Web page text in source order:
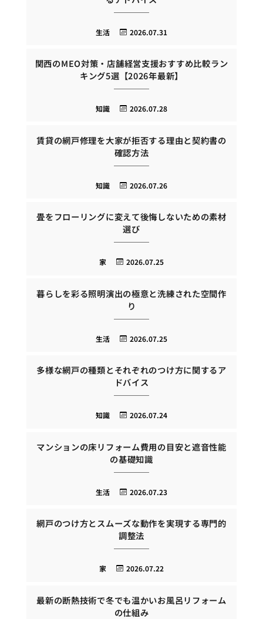
2026.07.31
生活
関西のMEO対策・店舗経営支援おすすめ比較ラン
キング5選【2026年最新】
2026.07.28
知識
賃貸の網戸修理を大家が拒否する理由と契約書の
確認方法
2026.07.26
知識
畳をフローリングに変えて後悔しないための素材
選び
2026.07.25
家
暮らしを彩る照明演出の極意と洗練された空間作
り
2026.07.25
生活
多様な網戸の種類とそれぞれのつけ方に関するア
ドバイス
2026.07.24
知識
マンションの床リフォーム費用の目安と遮音性能
の基礎知識
2026.07.23
生活
網戸のつけ方とスムーズな動作を実現する専門的
調整法
2026.07.22
家
最新の断熱技術で冬でも温かいお風呂リフォーム
の仕組み